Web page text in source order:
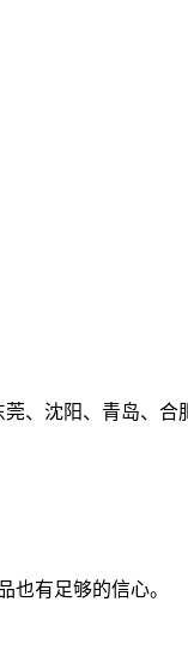
、沈阳、青岛、合
也有足够的信心。